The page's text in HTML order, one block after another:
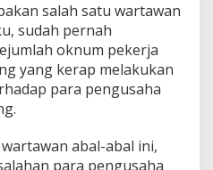
salah satu wartawan
sudah pernah
oknum pekerja
yang kerap melakukan
para pengusaha
abal-abal ini,
para pengusaha